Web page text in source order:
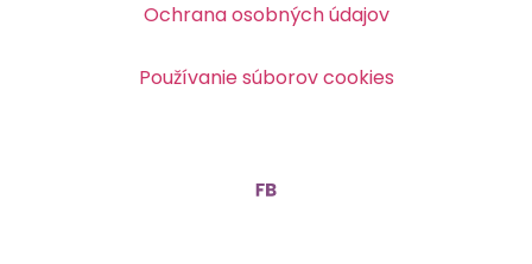
Ochrana osobných údajov
Používanie súborov cookies